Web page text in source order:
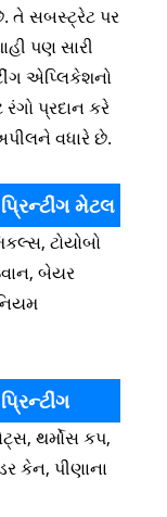
તે સબસ્ટ્રેટ પર
પણ સારી
એપ્લિકેશનો
પ્રદાન કરે
વધારે છે.
મેટલ
ટોયોબો
બેયર
થર્મોસ કપ,
કેન, પીણાના